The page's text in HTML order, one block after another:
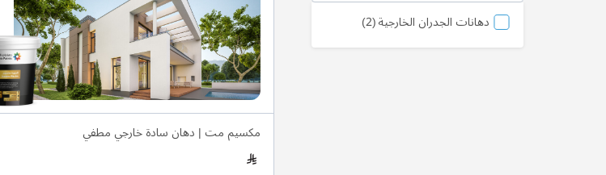
مكسيم مت | دهان سادة خارجي مطفي
دهانات الجدران الخارجية 2منتج